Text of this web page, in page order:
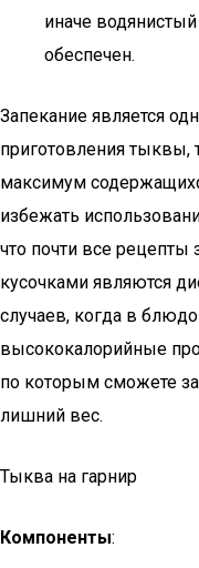
иначе
обеспечен.
Запекание является
приготовления тыквы,
максимум
избежать
что почти все
кусочками являются
случаев, когда в
высококалорийные
по которым сможете
лишний вес.
Тыква на гарнир
Компоненты: